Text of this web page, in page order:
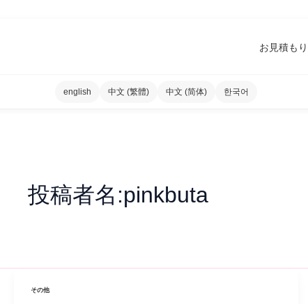
お見積もり
english 中文 (繁體) 中文 (简体) 한국어
投稿者名:pinkbuta
その他